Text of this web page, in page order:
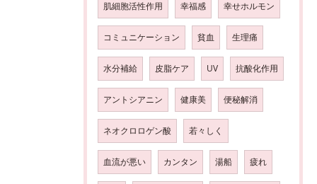
肌細胞活性作用 幸福感 幸せホルモン
コミュニケーション 貧血 生理痛
水分補給 皮脂ケア UV 抗酸化作用
アントシアニン 健康美 便秘解消
ネオクロロゲン酸 若々しく
血流が悪い カンタン 湯船 疲れ